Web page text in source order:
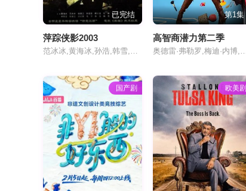
已完结
萍踪侠影2003
范冰冰,黄海冰,孙浩,韩雪,孙菲菲,张嘉益,达式常,申军谊,毛宁,寇占文,孙晨曦,曹培昌,孔琳,许还幻,卓凡,姬他,何琳,徐锦江,马精武,谢宁,王岗,于荣光,释小龙,王德顺,康凯,黄晓明,张国立,沙景昌,吕行,赵小锐,陈凯,李强,王文升,王劲松,郭刚,梁超,张惠中,德力格尔,洋光,张梓烈,郭伟,赵熠伟,耿歌,梁雅琦,陈福生,刘建,张熙,管寿义,王培祎,马佳,杨云溪
第1集
高智商潜力第二季
国产剧 欧美剧